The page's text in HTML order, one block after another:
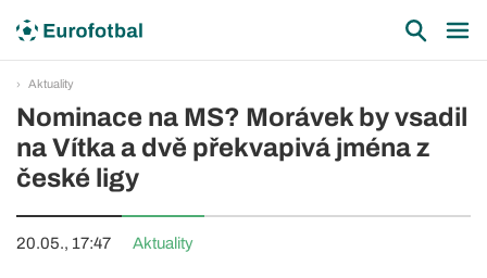
Aktuality
Nominace na MS? Morávek by vsadil
na Vítka a dvě překvapivá jména z
české ligy
20.05., 17:47 Aktuality